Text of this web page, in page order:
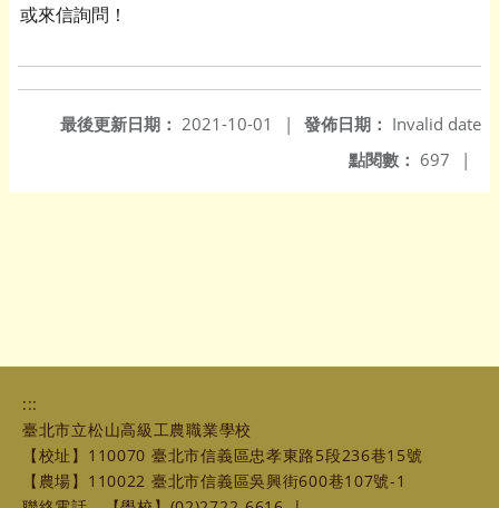
或來信詢問！
發佈日期： Invalid date
最後更新日期： 2021-10-01
|
點閱數： 697 |
:::
臺北市立松山高級工農職業學校
【校址】110070 臺北市信義區忠孝東路5段236巷15號
【農場】110022 臺北市信義區吳興街600巷107號-1